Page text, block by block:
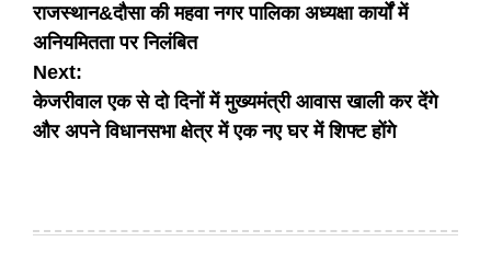
navigation
राजस्थान&दौसा की महवा नगर पालिका अध्यक्षा कार्यों में
अनियमितता पर निलंबित
Next:
केजरीवाल एक से दो दिनों में मुख्यमंत्री आवास खाली कर देंगे
और अपने विधानसभा क्षेत्र में एक नए घर में शिफ्ट होंगे